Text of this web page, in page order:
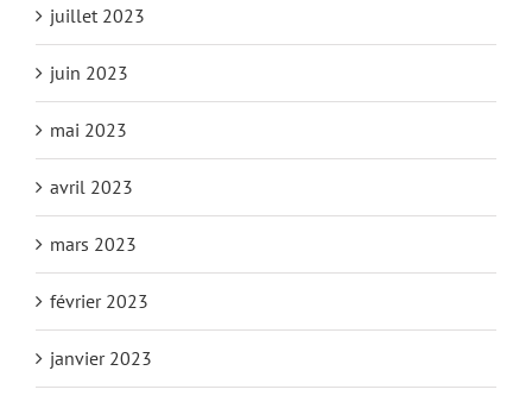
juillet 2023
juin 2023
mai 2023
avril 2023
mars 2023
février 2023
janvier 2023